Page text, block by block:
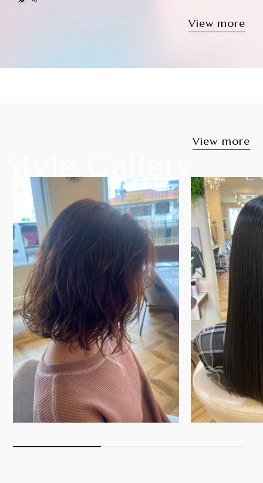
View more
View more